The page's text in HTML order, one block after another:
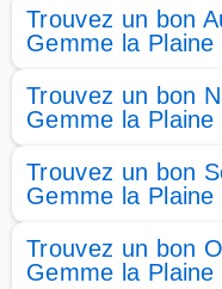
Trouvez un bon
Gemme la Plaine
Trouvez un bon
Gemme la Plaine
Trouvez un bon
Gemme la Plaine
Trouvez un bon
Gemme la Plaine